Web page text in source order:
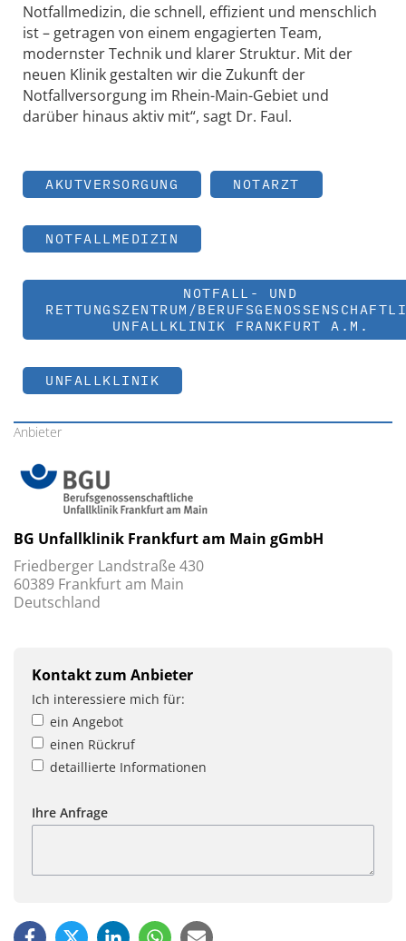
Notfallmedizin, die schnell, effizient und menschlich
ist – getragen von einem engagierten Team,
modernster Technik und klarer Struktur. Mit der
neuen Klinik gestalten wir die Zukunft der
Notfallversorgung im Rhein-Main-Gebiet und
darüber hinaus aktiv mit“, sagt Dr. Faul.
AKUTVERSORGUNG NOTARZT
NOTFALLMEDIZIN
NOTFALL- UND
RETTUNGSZENTRUM/
UNFALLKLINIK FRANKFURT A.M.
UNFALLKLINIK
Anbieter
BG Unfallklinik Frankfurt am Main gGmbH
Friedberger Landstraße 430
60389 Frankfurt am Main
Deutschland
Kontakt zum Anbieter
Ich interessiere mich für:
ein Angebot
einen Rückruf
detaillierte Informationen
Ihre Anfrage